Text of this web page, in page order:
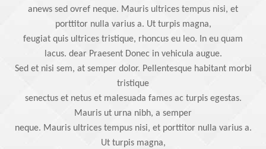
anews sed ovref neque. Mauris ultrices tempus nisi, et
porttitor nulla varius a. Ut turpis magna,
feugiat quis ultrices tristique, rhoncus eu leo. In eu quam
lacus. dear Praesent Donec in vehicula augue.
Sed et nisi sem, at semper dolor. Pellentesque habitant morbi
tristique
senectus et netus et malesuada fames ac turpis egestas.
Mauris ut urna nibh, a semper
neque. Mauris ultrices tempus nisi, et porttitor nulla varius a.
Ut turpis magna,